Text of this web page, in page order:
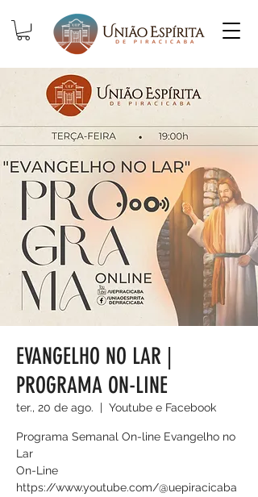
EVANGELHO NO LAR |
PROGRAMA ON-LINE
ter., 20 de ago.
  |
Youtube e Facebook
Programa Semanal On-line Evangelho no
Lar
On-Line
https://www.youtube.com/@uepiracicaba